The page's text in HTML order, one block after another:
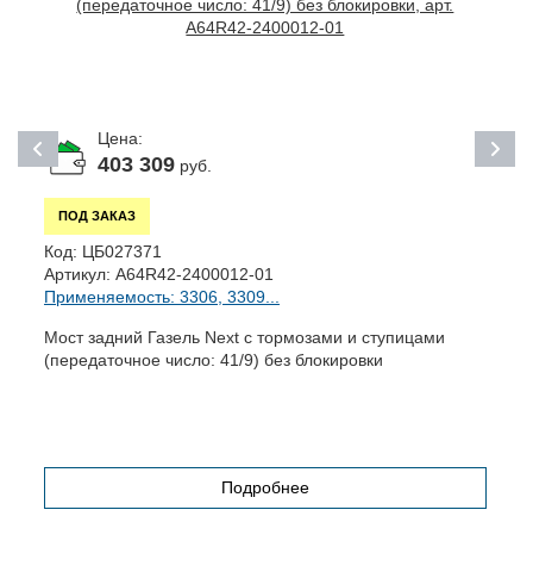
Цена:
403 309руб.
ПОД ЗАКАЗ
Код: ЦБ027371
Артикул: А64R42-2400012-01
Применяемость: 3306, 3309...
Мост задний Газель Next с тормозами и ступицами
(передаточное число: 41/9) без блокировки
Подробнее